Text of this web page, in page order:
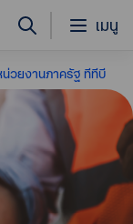
เมนู
วยงานภาครัฐ ทีทีบี